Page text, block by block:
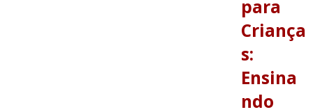
para
Criança
s:
Ensina
ndo